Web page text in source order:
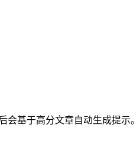
会基于高分文章自动生成提示。